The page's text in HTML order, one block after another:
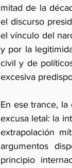
mitad de la
el discurso
el vínculo del
y por la
civil y de
excesiva
En ese trance,
excusa letal: la
extrapolación
argumentos
principio